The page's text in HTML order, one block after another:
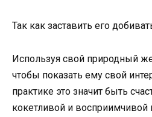
Так как заставить его
Используя свой природный
чтобы показать ему свой
практике это значит быть
кокетливой и